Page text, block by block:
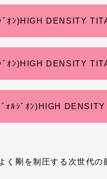
ｵﾝ)HIGH DENSITY
ｵﾝ)HIGH DENSITY
ｫﾙｼﾞｵﾝ)HIGH
く剛を制圧する次世代の